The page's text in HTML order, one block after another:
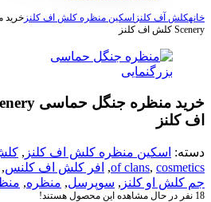
خانهکلش آف کلنز اسکین منظره کلش اف کلنز
Scenery کلش اف کلنز
بزرگنمایی
اف کلنز
دسته: اسکین منظره کلش اف کلنز ,
of clans, cosmetics
, افر کلش اف کلنس,
جم کلش او کلنز , سوپرسل, منظره,
18 نفر در حال مشاهده این محصول هستند!